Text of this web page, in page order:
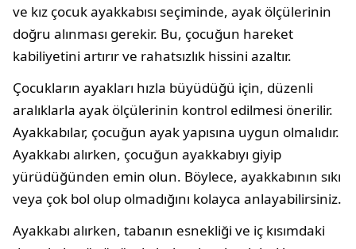
ve kız çocuk ayakkabısı seçiminde, ayak ölçülerinin
doğru alınması gerekir. Bu, çocuğun hareket
kabiliyetini artırır ve rahatsızlık hissini azaltır.
Çocukların ayakları hızla büyüdüğü için, düzenli
aralıklarla ayak ölçülerinin kontrol edilmesi önerilir.
Ayakkabılar, çocuğun ayak yapısına uygun olmalıdır.
Ayakkabı alırken, çocuğun ayakkabıyı giyip
yürüdüğünden emin olun. Böylece, ayakkabının sıkı
veya çok bol olup olmadığını kolayca anlayabilirsiniz.
Ayakkabı alırken, tabanın esnekliği ve iç kısımdaki